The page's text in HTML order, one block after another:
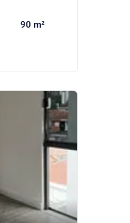
90 m²